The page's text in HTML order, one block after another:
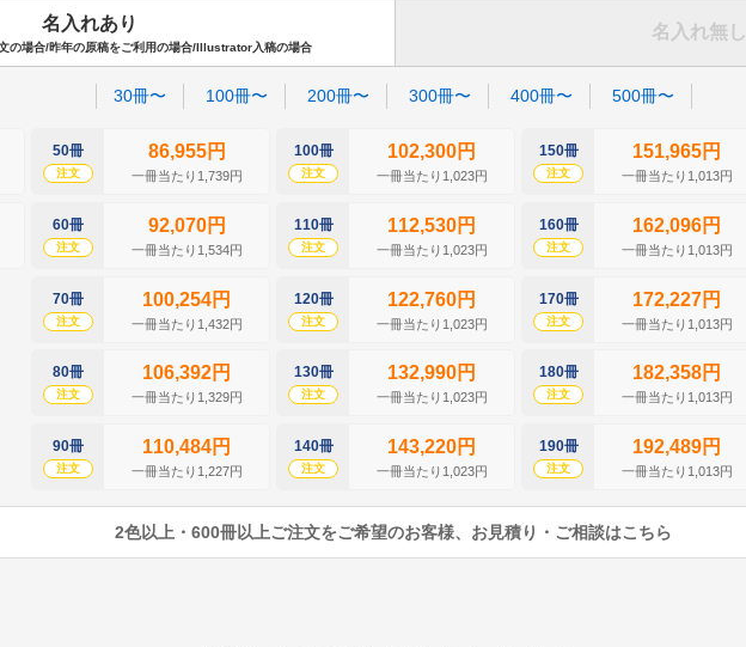
名入れあり
の場合/昨年の原稿をご利用の場合/Illustrator入稿の場合
名入れ無し
30冊〜 100冊〜 200冊〜 300冊〜 400冊〜 500冊〜
50冊
注文
86,955円
一冊当たり1,739円
60冊
注文
92,070円
一冊当たり1,534円
70冊
注文
100,254円
一冊当たり1,432円
80冊
注文
106,392円
一冊当たり1,329円
90冊
注文
110,484円
一冊当たり1,227円
100冊
注文
102,300円
一冊当たり1,023円
110冊
注文
112,530円
一冊当たり1,023円
120冊
注文
122,760円
一冊当たり1,023円
130冊
注文
132,990円
一冊当たり1,023円
140冊
注文
143,220円
一冊当たり1,023円
150冊
注文
151,965円
一冊当たり1,013円
160冊
注文
162,096円
一冊当たり1,013円
170冊
注文
172,227円
一冊当たり1,013円
180冊
注文
182,358円
一冊当たり1,013円
190冊
注文
192,489円
一冊当たり1,013円
2色以上・600冊以上ご注文をご希望のお客様、お見積り・ご相談はこちら